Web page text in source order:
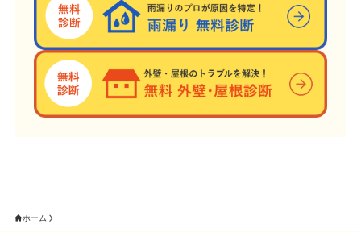
ホーム